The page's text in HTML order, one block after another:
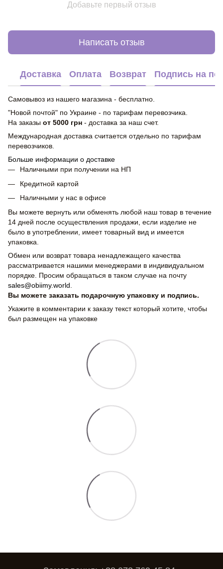
Добавьте первый отзыв
Написать отзыв
Доставка Оплата Возврат Подпись на
Самовывоз из нашего магазина - бесплатно.
"Новой почтой" по Украине - по тарифам перевозчика.
На заказы от 5000 грн - доставка за наш счет.
Международная доставка считается отдельно по тарифам
перевозчиков.
Больше информации о доставке
Наличными при получении на НП
Кредитной картой
Наличными у нас в офисе
Вы можете вернуть или обменять любой наш товар в течение
14 дней после осуществления продажи, если изделие не
было в употреблении, имеет товарный вид и имеется
упаковка.
Обмен или возврат товара ненадлежащего качества
рассматривается нашими менеджерами в индивидуальном
порядке. Просим обращаться в таком случае на почту
sales@obiimy.world
Вы можете заказать подарочную упаковку и подпись.
Укажите в комментарии к заказу текст который хотите, чтобы
был размещен на упаковке